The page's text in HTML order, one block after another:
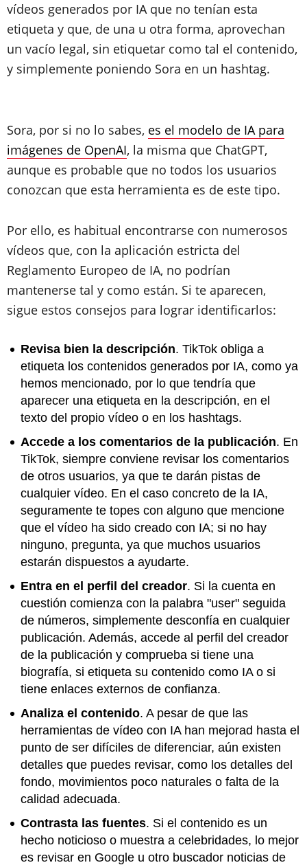
vídeos generados por IA que no tenían esta
etiqueta y que, de una u otra forma, aprovechan
un vacío legal, sin etiquetar como tal el contenido,
y simplemente poniendo Sora en un hashtag.
Sora, por si no lo sabes, es el modelo de IA para
imágenes de OpenAI, la misma que ChatGPT,
aunque es probable que no todos los usuarios
conozcan que esta herramienta es de este tipo.
Por ello, es habitual encontrarse con numerosos
vídeos que, con la aplicación estricta del
Reglamento Europeo de IA, no podrían
mantenerse tal y como están. Si te aparecen,
sigue estos consejos para lograr identificarlos:
Revisa bien la descripción. TikTok obliga a
etiqueta los contenidos generados por IA, como ya
hemos mencionado, por lo que tendría que
aparecer una etiqueta en la descripción, en el
texto del propio vídeo o en los hashtags.
Accede a los comentarios de la publicación. En
TikTok, siempre conviene revisar los comentarios
de otros usuarios, ya que te darán pistas de
cualquier vídeo. En el caso concreto de la IA,
seguramente te topes con alguno que mencione
que el vídeo ha sido creado con IA; si no hay
ninguno, pregunta, ya que muchos usuarios
estarán dispuestos a ayudarte.
Entra en el perfil del creador. Si la cuenta en
cuestión comienza con la palabra "user" seguida
de números, simplemente desconfía en cualquier
publicación. Además, accede al perfil del creador
de la publicación y comprueba si tiene una
biografía, si etiqueta su contenido como IA o si
tiene enlaces externos de confianza.
Analiza el contenido. A pesar de que las
herramientas de vídeo con IA han mejorad hasta el
punto de ser difíciles de diferenciar, aún existen
detalles que puedes revisar, como los detalles del
fondo, movimientos poco naturales o falta de la
calidad adecuada.
Contrasta las fuentes. Si el contenido es un
hecho noticioso o muestra a celebridades, lo mejor
es revisar en Google u otro buscador noticias de